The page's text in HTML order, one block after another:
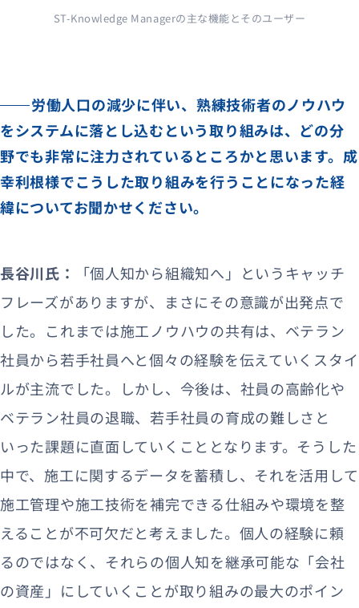
ST-Knowledge Managerの主な機能とそのユーザー
労働人口の減少に伴い、熟練技術者のノウハウ
をシステムに落とし込むという取り組みは、どの分
野でも非常に注力されているところかと思います。成
幸利根様でこうした取り組みを行うことになった経
緯についてお聞かせください。
長谷川氏：
「個人知から組織知へ」というキャッチ
フレーズがありますが、まさにその意識が出発点で
した。これまでは施工ノウハウの共有は、ベテラン
社員から若手社員へと個々の経験を伝えていくスタイ
ルが主流でした。しかし、今後は、社員の高齢化や
ベテラン社員の退職、若手社員の育成の難しさと
いった課題に直面していくこととなります。そうした
中で、施工に関するデータを蓄積し、それを活用して
施工管理や施工技術を補完できる仕組みや環境を整
えることが不可欠だと考えました。個人の経験に頼
るのではなく、それらの個人知を継承可能な「会社
の資産」にしていくことが取り組みの最大のポイン